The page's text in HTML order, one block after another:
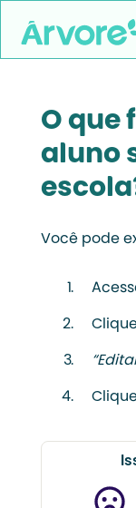
O que
aluno
Você pode